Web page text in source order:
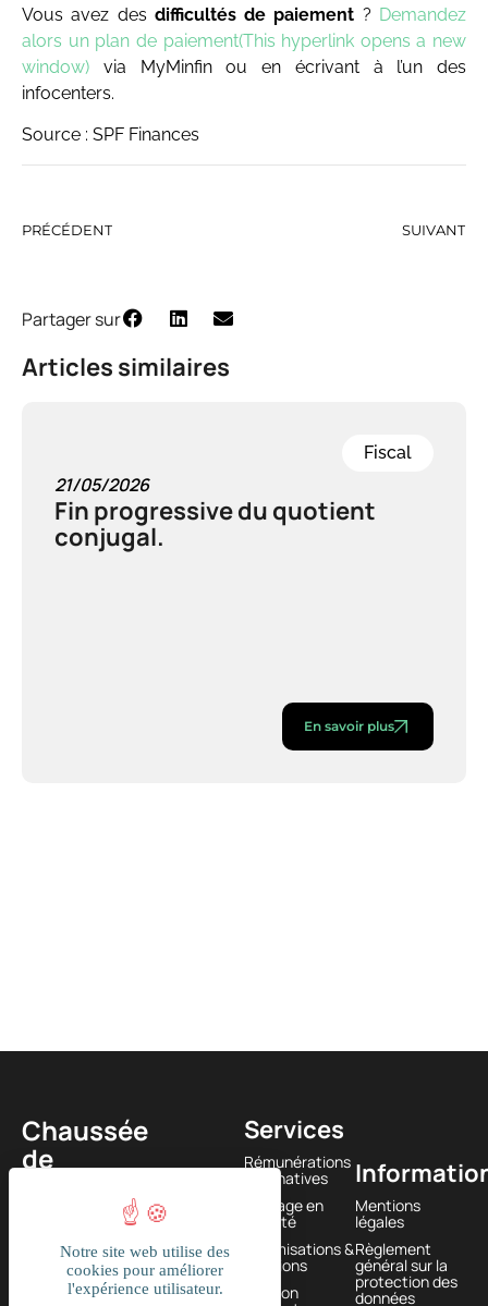
Vous avez des difficultés de paiement ? Demandez
alors un plan de paiement(This hyperlink opens a new
window) via MyMinfin ou en écrivant à l’un des
infocenters.
Source : SPF Finances
PRÉCÉDENT SUIVANT
Partager sur
Articles similaires
Fiscal
21/05/2026
Fin progressive du quotient
conjugal.
En savoir plus
Chaussée
de
1380
Lasne,
Mentions
légales
Règlement
général sur la
protection des
données
Services
Rémunérations
alternatives
Passage en
société
Optimisations &
solutions
Gestion
Notre site web utilise des
cookies pour améliorer
l'expérience utilisateur.